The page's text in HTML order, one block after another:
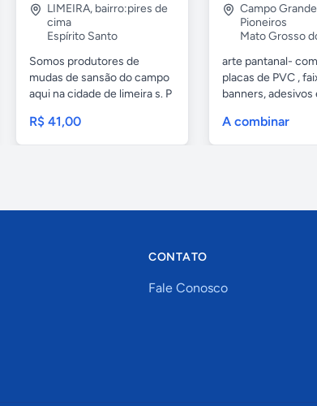
LIMEIRA, bairro:pires de
cima
Espírito Santo
Somos produtores de
mudas de sansão do campo
aqui na cidade de limeira s. P
R$ 41,00
Campo Grande
Pioneiros
Mato Grosso
arte pantanal-
placas de PVC ,
banners, adesivos
A combinar
CONTATO
Fale Conosco